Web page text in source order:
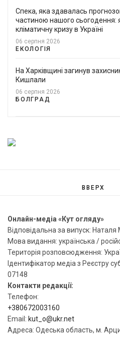
Спека, яка здавалась
частиною нашого сьогодення:
кліматичну кризу в Україні
06 серпня 2026
ЕКОЛОГІЯ
На Харківщині загинув
Кишлали
06 серпня 2026
БОЛГРАД
ВВЕРХ
Онлайн-медіа «Кут огляду»
Відповідальна за випуск:
Мова видання: українська /
Територія розповсюдження:
Ідентифікатор медіа з Реєстру
07148
Контакти редакції:
Телефон:
+380672003160
Email: kut_o@ukr.net
Адреса: Одеська область, м.